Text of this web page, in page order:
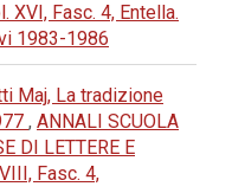
XVI, Fasc. 4, Entella.
1983-1986
Maj, La tradizione
, ANNALI SCUOLA
DI LETTERE E
Fasc. 4,